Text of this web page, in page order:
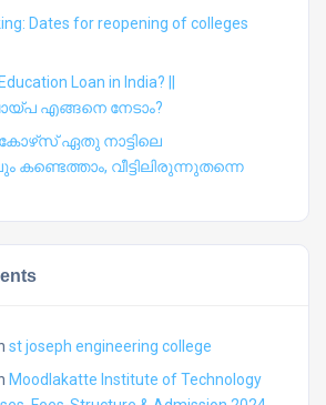
Dates for reopening of colleges
Loan in India? ||
എങ്ങനെ നേടാം?
ഏതു നാട്ടിലെ
കണ്ടെത്താം, വീട്ടിലിരുന്നുതന്നെ
st joseph engineering college
Moodlakatte Institute of Technology